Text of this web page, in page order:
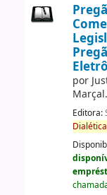
por
Marçal.
Editora: